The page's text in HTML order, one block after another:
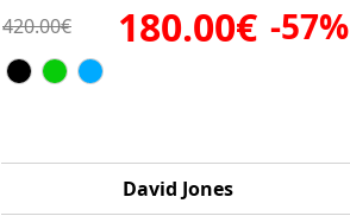
420.00€
180.00€ -57%
David Jones